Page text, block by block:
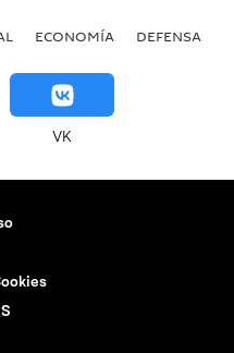
ECONOMÍA DEFENSA
VK